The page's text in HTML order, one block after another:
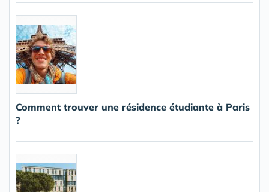
Comment trouver une résidence étudiante à Paris
?